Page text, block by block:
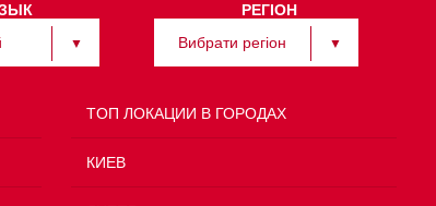
РЕГІОН
Вибрати регіон
TOП ЛОКАЦИИ В ГОРОДАХ
КИЕВ